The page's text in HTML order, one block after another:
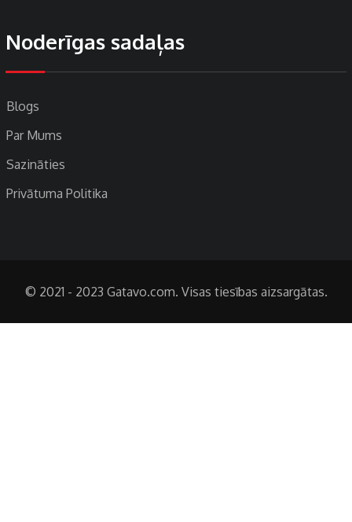
Noderīgas sadaļas
Blogs
Par Mums
Sazināties
Privātuma Politika
© 2021 - 2023 Gatavo.com. Visas tiesības aizsargātas.